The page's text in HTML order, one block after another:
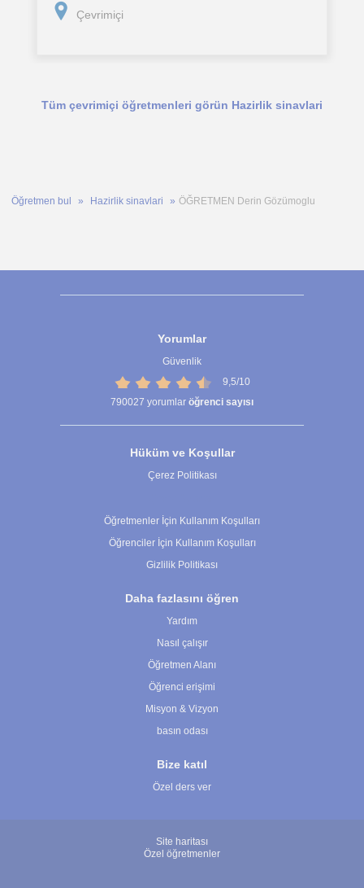
zaman yönetimi, motivasyon, odaklanma ve
sınav kaygısı gibi alanlarda
Çevrimiçi
Tüm çevrimiçi öğretmenleri görün Hazirlik sinavlari
Öğretmen bul Hazirlik sinavlari ÖĞRETMEN Derin Gözümoglu
Yorumlar
Güvenlik
9,5/10
790027 yorumlar öğrenci sayısı
Hüküm ve Koşullar
Çerez Politikası
Öğretmenler İçin Kullanım Koşulları
Öğrenciler İçin Kullanım Koşulları
Gizlilik Politikası
Daha fazlasını öğren
Yardım
Nasıl çalışır
Öğretmen Alanı
Öğrenci erişimi
Misyon & Vizyon
basın odası
Bize katıl
Özel ders ver
Site haritası
Özel öğretmenler